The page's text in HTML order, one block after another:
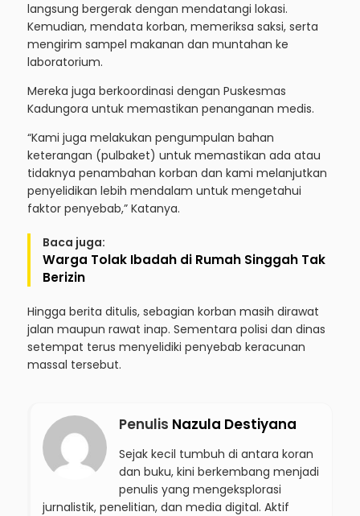
langsung bergerak dengan mendatangi lokasi.
Kemudian, mendata korban, memeriksa saksi, serta
mengirim sampel makanan dan muntahan ke
laboratorium.
Mereka juga berkoordinasi dengan Puskesmas
Kadungora untuk memastikan penanganan medis.
“Kami juga melakukan pengumpulan bahan
keterangan (pulbaket) untuk memastikan ada atau
tidaknya penambahan korban dan kami melanjutkan
penyelidikan lebih mendalam untuk mengetahui
faktor penyebab,” Katanya.
Baca juga:
Warga Tolak Ibadah di Rumah Singgah Tak
Berizin
Hingga berita ditulis, sebagian korban masih dirawat
jalan maupun rawat inap. Sementara polisi dan dinas
setempat terus menyelidiki penyebab keracunan
massal tersebut.
Penulis Nazula Destiyana
Sejak kecil tumbuh di antara koran
dan buku, kini berkembang menjadi
penulis yang mengeksplorasi
jurnalistik, penelitian, dan media digital. Aktif